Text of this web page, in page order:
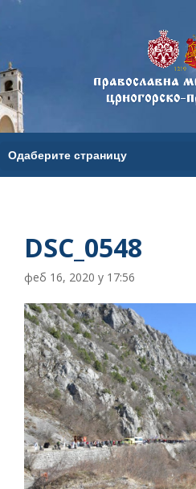
DSC_0548
феб 16, 2020 у 17:56